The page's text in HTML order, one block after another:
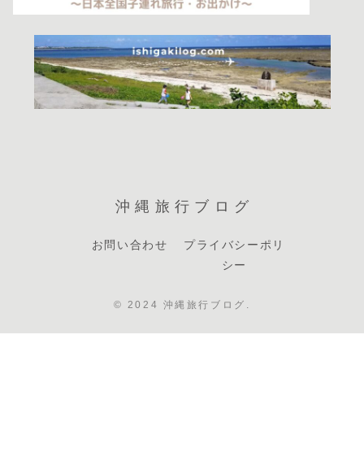
沖縄旅行ブログ
お問い合わせ
プライバシーポリ
シー
© 2024 沖縄旅行ブログ.